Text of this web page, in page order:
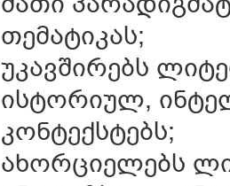
თემატიკას;
უკავშირებს
ისტორიულ,
კონტექსტებს;
ახორციელებს